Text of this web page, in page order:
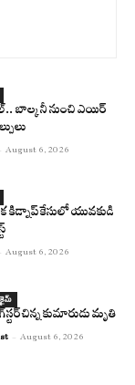
బాల్కనీ నుంచి ఎయిర్
August 6, 2026
కేసులో యువకుడి
August 6, 2026
క్రైమ్
చిన్న కుమారుడు మృతి
- August 6, 2026